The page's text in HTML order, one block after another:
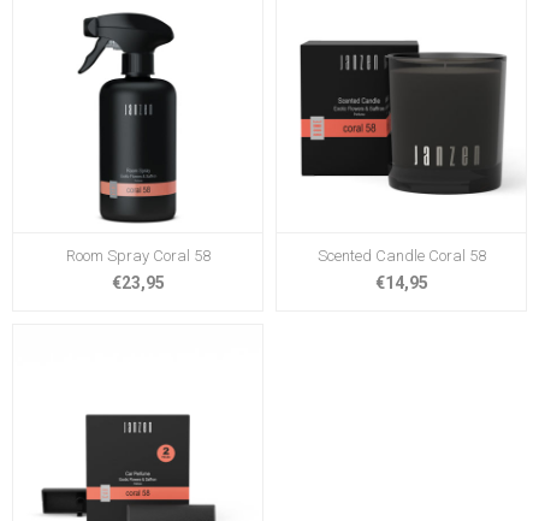
Room Spray Coral 58
€23,95
Scented Candle Coral 58
€14,95